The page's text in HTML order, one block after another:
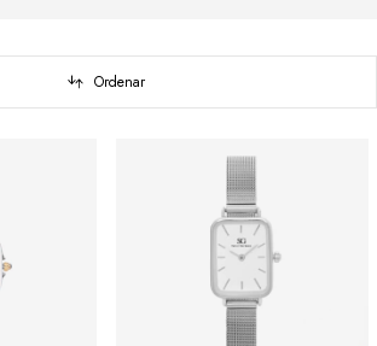
Ordenar